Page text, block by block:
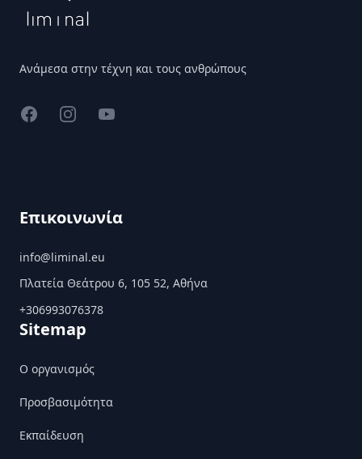
Ανάμεσα στην τέχνη και τους ανθρώπους
FacebookInstagramYouTube
Επικοινωνία
info@liminal.eu
Πλατεία Θεάτρου 6, 105 52, Αθήνα
+306993076378
Sitemap
Ο οργανισμός
Προσβασιμότητα
Εκπαίδευση